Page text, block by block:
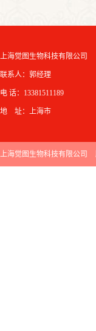
上海觉图生物科技有限公司
联系人：郭经理
电 话：13381511189
地 址：上海市
上海觉图生物科技有限公司